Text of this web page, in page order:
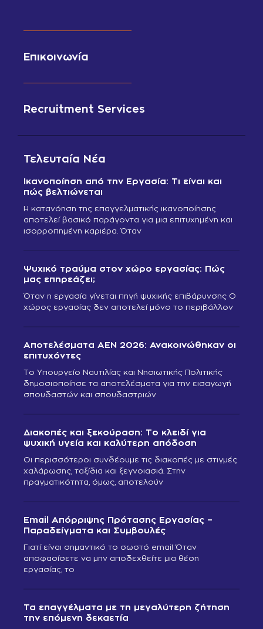
Επικοινωνία
Recruitment Services
Τελευταία Νέα
Ικανοποίηση από την Εργασία: Τι είναι και
πώς βελτιώνεται
Η κατανόηση της επαγγελματικής ικανοποίησης
αποτελεί βασικό παράγοντα για μια επιτυχημένη και
ισορροπημένη καριέρα. Όταν
Ψυχικό τραύμα στον χώρο εργασίας: Πώς
μας επηρεάζει;
Όταν η εργασία γίνεται πηγή ψυχικής επιβάρυνσης Ο
χώρος εργασίας δεν αποτελεί μόνο το περιβάλλον
Αποτελέσματα ΑΕΝ 2026: Ανακοινώθηκαν οι
επιτυχόντες
Το Υπουργείο Ναυτιλίας και Νησιωτικής Πολιτικής
δημοσιοποίησε τα αποτελέσματα για την εισαγωγή
σπουδαστών και σπουδαστριών
Διακοπές και ξεκούραση: Το κλειδί για
ψυχική υγεία και καλύτερη απόδοση
Οι περισσότεροι συνδέουμε τις διακοπές με στιγμές
χαλάρωσης, ταξίδια και ξεγνοιασιά. Στην
πραγματικότητα, όμως, αποτελούν
Email Απόρριψης Πρότασης Εργασίας –
Παραδείγματα και Συμβουλές
Γιατί είναι σημαντικό το σωστό email Όταν
αποφασίσετε να μην αποδεχθείτε μια θέση
εργασίας, το
Τα επαγγέλματα με τη μεγαλύτερη ζήτηση
την επόμενη δεκαετία